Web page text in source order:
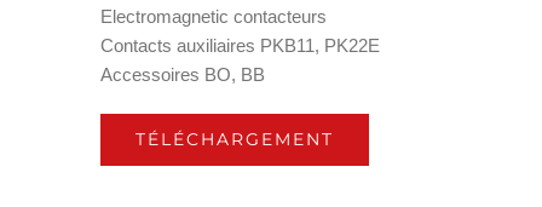
Electromagnetic contacteurs
Contacts auxiliaires PKB11, PK22E
Accessoires BO, BB
TÉLÉCHARGEMENT